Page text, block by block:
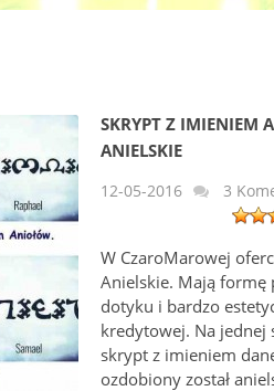
SKRYPT Z IMIENIEM
ANIELSKIE
12-05-2016 3
W CzaroMarowej
Anielskie. Mają formę
dotyku i bardzo
kredytowej. Na jednej
skrypt z imieniem
ozdobiony został